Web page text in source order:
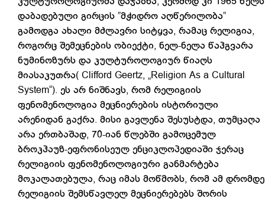
დაბადებული გირცის ”მჭიდრო აღწერილობა”
გამოდგა ახალი მძლავრი სიტყვა, რამაც რელიგია,
როგორც შემეცნების ობიექტი, ნელ-ნელა წაჰგვარა
ნუმინოზურს და კულტუროლოგიურ წიაღს
მიასაკუთრა( Clifford Geertz, „Religion As a Cultural
System“). ეს არ ნიშნავს, რომ რელიგიის
ფენომენოლოგია მეცნიერების ისტორიული
არენიდან გაქრა. მისი გავლენა შესუსტდა, თუმცაღა
არა ერთბაშად, 70-იან წლებში გამოცემულ
ბროკჰაუზ-ეფრონისეულ ენციკლოპედიაში ჯერაც
რელიგიის ფენომენოლოგიური განმარტება
მოკალათებულა, რაც იმას მოწმობს, რომ ამ დრომდე
რელიგიის შემსწავლელ მეცნიერებებს შორის